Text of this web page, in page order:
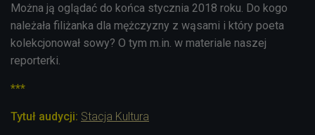
Można ją oglądać do końca stycznia 2018 roku. Do kogo
należała filiżanka dla mężczyzny z wąsami i który poeta
kolekcjonował sowy? O tym m.in. w materiale naszej
reporterki.
***
Tytuł audycji: Stacja Kultura